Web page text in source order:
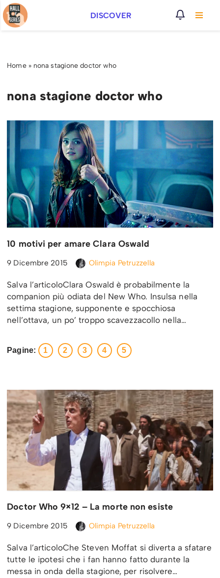
Vai
DISCOVER
Home» nona stagione doctor who
nona stagione doctor who
10 motivi per amare Clara Oswald
9 Dicembre 2015 Olimpia Petruzzella
Salva l’articoloClara Oswald è probabilmente la
companion più odiata del New Who. Insulsa nella
settima stagione, supponente e spocchiosa
nell’ottava, un po’ troppo scavezzacollo nella…
Pagine: 1 2 3 4 5
Doctor Who 9×12 – La morte non esiste
9 Dicembre 2015 Olimpia Petruzzella
Salva l’articoloChe Steven Moffat si diverta a sfatare
tutte le ipotesi che i fan hanno fatto durante la
messa in onda della stagione, per risolvere…